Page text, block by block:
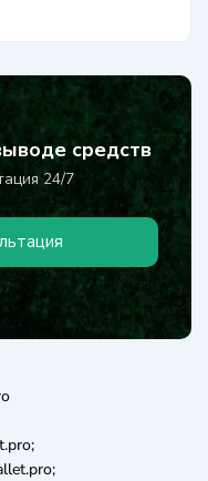
средств
24/7